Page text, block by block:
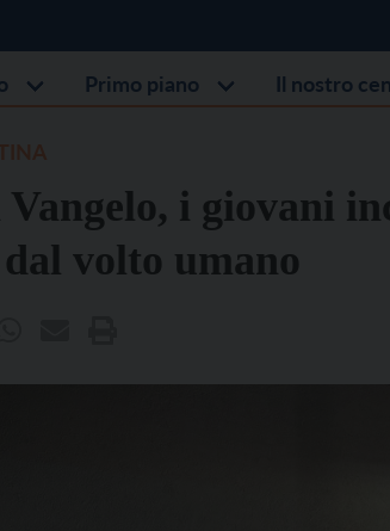
Primo piano Il nostro
Vangelo, i giovani
volto umano